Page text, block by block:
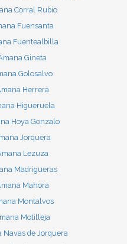
Corral Rubio
Fuensanta
Fuentealbilla
Gineta
Golosalvo
Herrera
Higueruela
Hoya Gonzalo
Jorquera
Lezuza
Madrigueras
Mahora
Montalvos
Motilleja
Navas de Jorquera